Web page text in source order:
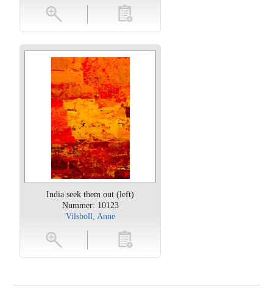
toevoegen
India seek them out (left)
Nummer: 10123
Vilsboll, Anne
toevoegen